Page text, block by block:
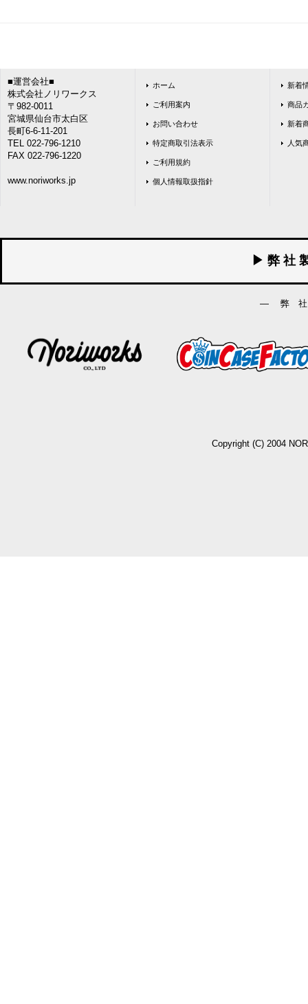
■運営会社■
株式会社ノリワークス
〒982-0011
宮城県仙台市太白区
長町6-6-11-201
TEL 022-796-1210
FAX 022-796-1220
www.noriworks.jp
ホーム
ご利用案内
お問い合わせ
特定商取引法表示
ご利用規約
個人情報取扱指針
新着
商品
新着
人気
▶ 弊 社
― 弊
Copyright (C) 2004